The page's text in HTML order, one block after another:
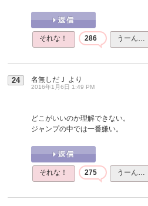
それな！ 286 うーん…
24 名無しだＪ より
2016年1月6日 1:49 PM
どこがいいのか理解できない。
ジャンプの中では一番嫌い。
それな！ 275 うーん…